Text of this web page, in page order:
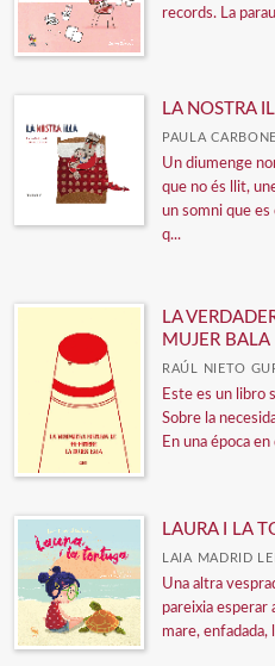
records. La
LA NOSTRA
PAULA
Un diumenge
que no és llit,
un somni que
q...
LA
MUJER BALA
RAÚL NIETO
Este es un libro
Sobre la
En una época
LAURA I LA
LAIA MADRID
Una altra
pareixia esperar
mare,